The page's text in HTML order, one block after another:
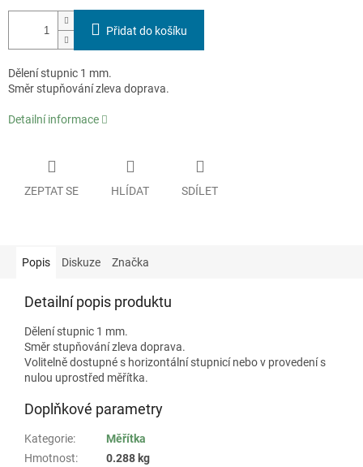
Přidat do košíku
Dělení stupnic 1 mm.
Směr stupňování zleva doprava.
Detailní informace
ZEPTAT SE HLÍDAT SDÍLET
Popis Diskuze Značka
Detailní popis produktu
Dělení stupnic 1 mm.
Směr stupňování zleva doprava.
Volitelně dostupné s horizontální stupnicí nebo v provedení s
nulou uprostřed měřítka.
Doplňkové parametry
Kategorie:
Měřítka
Hmotnost: 0.288 kg